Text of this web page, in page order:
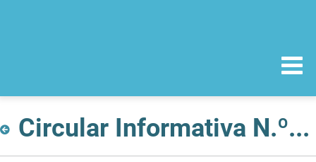
Circular Informativa N.º 032/CD/550.20.001 de 08/04/2022